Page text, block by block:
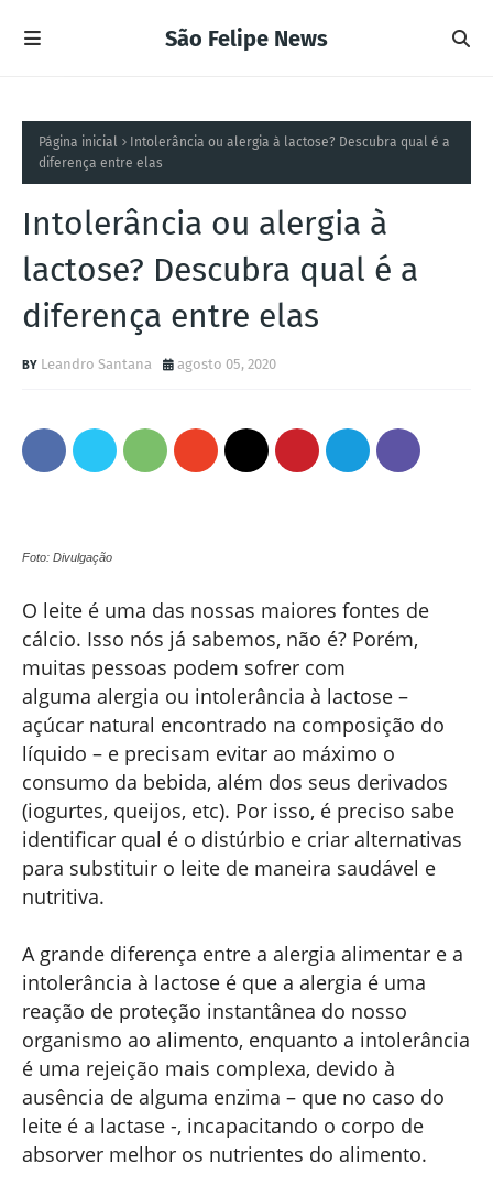
São Felipe News
Página inicial
Intolerância ou alergia à lactose? Descubra qual é a
diferença entre elas
Intolerância ou alergia à
lactose? Descubra qual é a
diferença entre elas
Leandro Santana agosto 05, 2020
Foto: Divulgação
O leite é uma das nossas maiores fontes de
cálcio. Isso nós já sabemos, não é? Porém,
muitas pessoas podem sofrer com
alguma alergia ou intolerância à lactose –
açúcar natural encontrado na composição do
líquido – e precisam evitar ao máximo o
consumo da bebida, além dos seus derivados
(iogurtes, queijos, etc). Por isso, é preciso sabe
identificar qual é o distúrbio e criar alternativas
para substituir o leite de maneira saudável e
nutritiva.
A grande diferença entre a alergia alimentar e a
intolerância à lactose é que a alergia é uma
reação de proteção instantânea do nosso
organismo ao alimento, enquanto a intolerância
é uma rejeição mais complexa, devido à
ausência de alguma enzima – que no caso do
leite é a lactase -, incapacitando o corpo de
absorver melhor os nutrientes do alimento.